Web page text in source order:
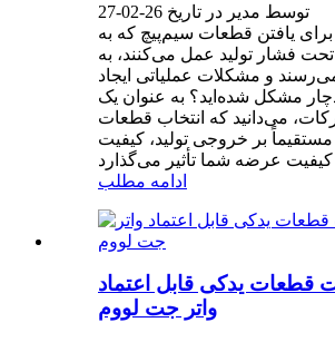
توسط مدیر در تاریخ 26-02-27
برای یافتن قطعات سیم‌پیچ که به
فشار تولید عمل می‌کنند، به
و مشکلات عملیاتی ایجاد
مشکل شده‌اید؟ به عنوان یک
می‌دانید که انتخاب قطعات
بر خروجی تولید، کیفیت
ادامه مطلب
قطعات یدکی قابل اعتماد
واتر جت لووم